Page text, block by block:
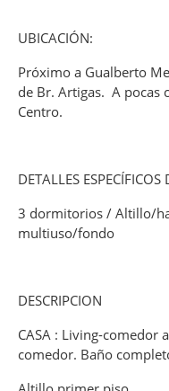
UBICACIÓN:
Próximo a Gualberto
de Br. Artigas. A pocas
Centro.
DETALLES
3 dormitorios / Altillo/
multiuso/fondo
DESCRIPCION
CASA : Living-comedor
comedor. Baño